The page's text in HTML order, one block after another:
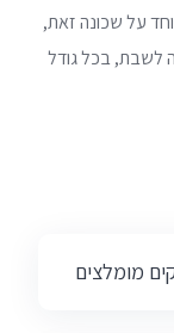
על שכונה זאת,
לשבת, בכל גודל
מומלצים